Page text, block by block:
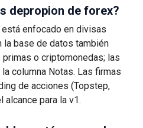
depropion de forex?
enfocado en divisas
la base de datos también
o criptomonedas; las
columna Notas. Las firmas
de acciones (Topstep,
alcance para la v1.